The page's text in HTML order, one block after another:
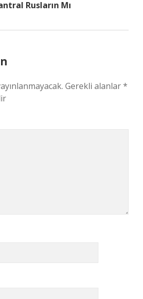
Rusların Mı
Gerekli alanlar*